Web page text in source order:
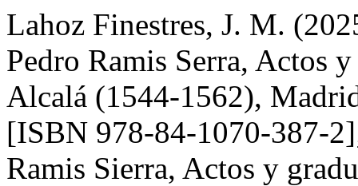
Lahoz Finestres, J. M.
Pedro Ramis Serra, Actos
Alcalá (1544-1562),
[ISBN 978-84-1070-387-
Ramis Sierra, Actos y